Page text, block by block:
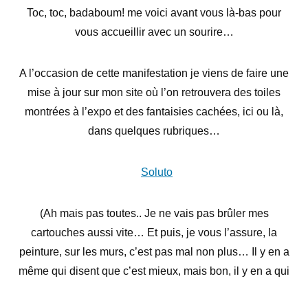
Toc, toc, badaboum! me voici avant vous là-bas pour
vous accueillir avec un sourire…
A l’occasion de cette manifestation je viens de faire une
mise à jour sur mon site où l’on retrouvera des toiles
montrées à l’expo et des fantaisies cachées, ici ou là,
dans quelques rubriques…
Soluto
(Ah mais pas toutes.. Je ne vais pas brûler mes
cartouches aussi vite… Et puis, je vous l’assure, la
peinture, sur les murs, c’est pas mal non plus… Il y en a
même qui disent que c’est mieux, mais bon, il y en a qui